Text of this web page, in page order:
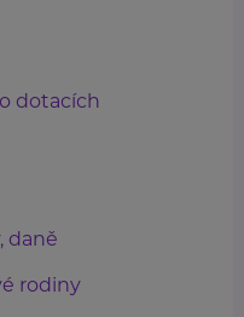
dotacích
daně
rodiny